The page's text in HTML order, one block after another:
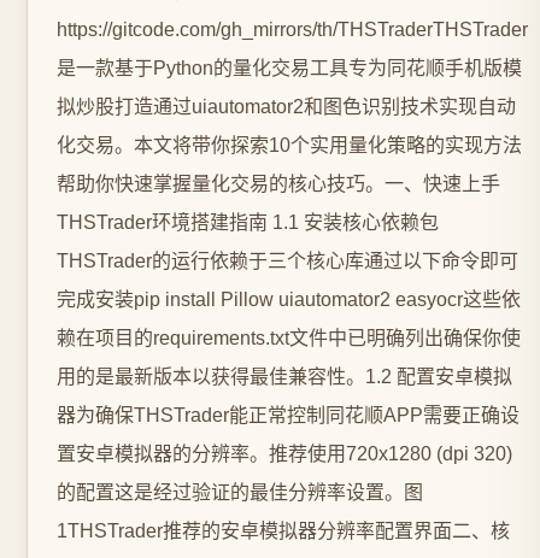
https://gitcode.com/gh_mirrors/th/THSTraderTHSTrader
是一款基于Python的量化交易工具专为同花顺手机版模
拟炒股打造通过uiautomator2和图色识别技术实现自动
化交易。本文将带你探索10个实用量化策略的实现方法
帮助你快速掌握量化交易的核心技巧。一、快速上手
THSTrader环境搭建指南 1.1 安装核心依赖包
THSTrader的运行依赖于三个核心库通过以下命令即可
完成安装pip install Pillow uiautomator2 easyocr这些依
赖在项目的requirements.txt文件中已明确列出确保你使
用的是最新版本以获得最佳兼容性。1.2 配置安卓模拟
器为确保THSTrader能正常控制同花顺APP需要正确设
置安卓模拟器的分辨率。推荐使用720x1280 (dpi 320)
的配置这是经过验证的最佳分辨率设置。图
1THSTrader推荐的安卓模拟器分辨率配置界面二、核